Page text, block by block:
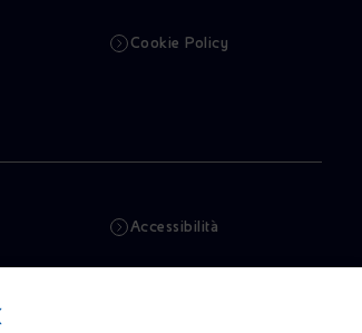
Cookie Policy
Accessibilità